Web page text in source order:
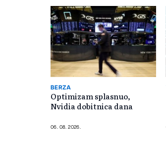
BERZA
Optimizam splasnuo,
Nvidia dobitnica dana
06. 08. 2026.